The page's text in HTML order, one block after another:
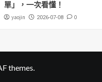
單」，一次看懂！
yaojin 2026-07-08 0
themes.